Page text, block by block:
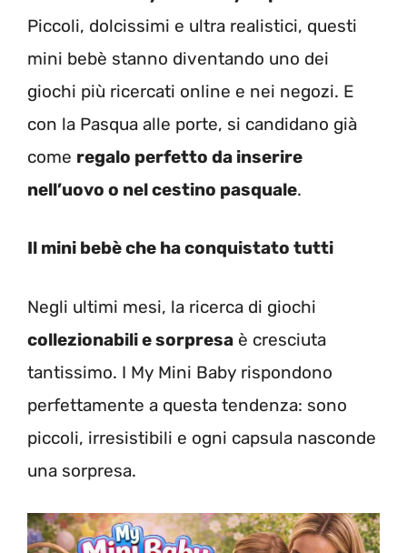
Piccoli, dolcissimi e ultra realistici, questi
mini bebè stanno diventando uno dei
giochi più ricercati online e nei negozi. E
con la Pasqua alle porte, si candidano già
come regalo perfetto da inserire
nell’uovo o nel cestino pasquale.
Il mini bebè che ha conquistato tutti
Negli ultimi mesi, la ricerca di giochi
collezionabili e sorpresa è cresciuta
tantissimo. I My Mini Baby rispondono
perfettamente a questa tendenza: sono
piccoli, irresistibili e ogni capsula nasconde
una sorpresa.